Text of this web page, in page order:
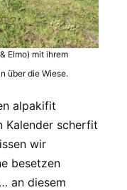
Elmo) mit ihrem
über die Wiese.
alpakifit
Kalender scherfit
wir
besetzen
an diesem